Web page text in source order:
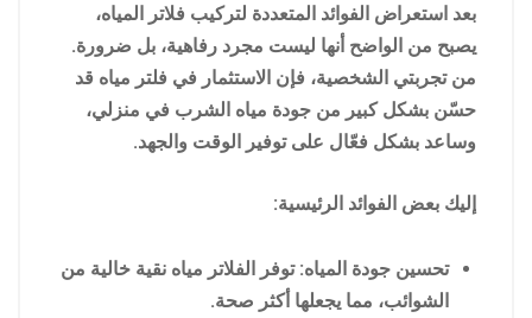
بعد استعراض الفوائد المتعددة لتركيب فلاتر المياه،
يصبح من الواضح أنها ليست مجرد رفاهية، بل ضرورة.
من تجربتي الشخصية، فإن الاستثمار في فلتر مياه قد
حسّن بشكل كبير من جودة مياه الشرب في منزلي،
وساعد بشكل فعّال على توفير الوقت والجهد.
إليك بعض الفوائد الرئيسية:
تحسين جودة المياه: توفر الفلاتر مياه نقية خالية من
الشوائب، مما يجعلها أكثر صحة.